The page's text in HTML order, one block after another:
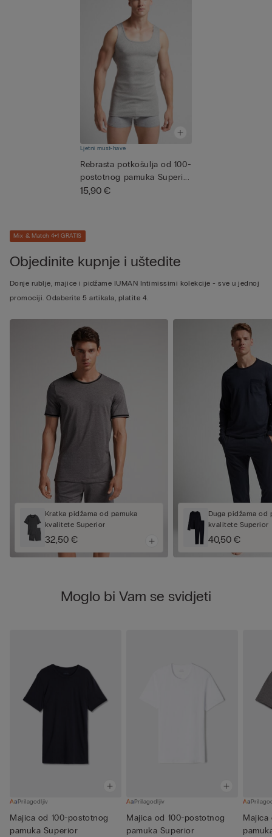
Ljetni must-have
Rebrasta potkošulja od 100-
postotnog pamuka Superi...
15,90 €
Mix & Match 4+1 GRATIS
Objedinite kupnje i uštedite
Donje rublje, majice i pidžame IUMAN Intimissimi kolekcije - sve u jednoj
promociji. Odaberite 5 artikala, platite 4.
Kratka pidžama od pamuka
kvalitete Superior
32,50 €
Duga pidžama od
kvalitete Superior
40,50 €
Moglo bi Vam se svidjeti
Prilagodljiv
Majica od 100-postotnog
pamuka Superior
Prilagodljiv
Majica od 100-postotnog
pamuka Superior
Majica